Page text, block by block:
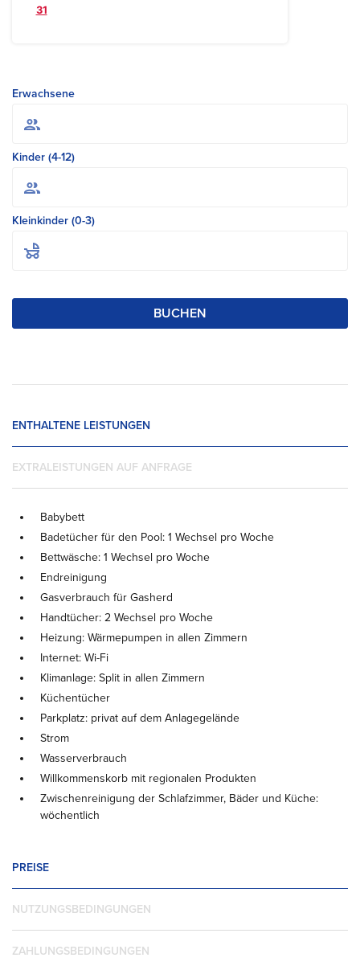
31
Erwachsene
Kinder (4-12)
Kleinkinder (0-3)
BUCHEN
ENTHALTENE LEISTUNGEN
EXTRALEISTUNGEN AUF ANFRAGE
Babybett
Badetücher für den Pool: 1 Wechsel pro Woche
Bettwäsche: 1 Wechsel pro Woche
Endreinigung
Gasverbrauch für Gasherd
Handtücher: 2 Wechsel pro Woche
Heizung: Wärmepumpen in allen Zimmern
Internet: Wi-Fi
Klimanlage: Split in allen Zimmern
Küchentücher
Parkplatz: privat auf dem Anlagegelände
Strom
Wasserverbrauch
Willkommenskorb mit regionalen Produkten
Zwischenreinigung der Schlafzimmer, Bäder und Küche:
wöchentlich
PREISE
NUTZUNGSBEDINGUNGEN
ZAHLUNGSBEDINGUNGEN